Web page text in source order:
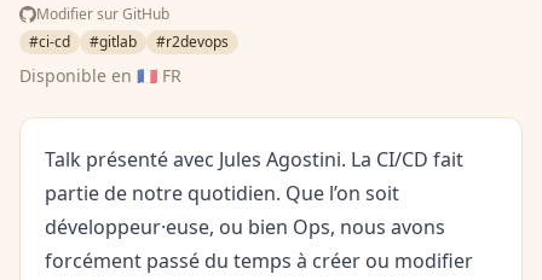
Modifier sur GitHub
#ci-cd
#gitlab #r2devops
Disponible en 🇫🇷 FR
Talk présenté avec Jules Agostini. La CI/CD fait
partie de notre quotidien. Que l’on soit
développeur·euse, ou bien Ops, nous avons
forcément passé du temps à créer ou modifier